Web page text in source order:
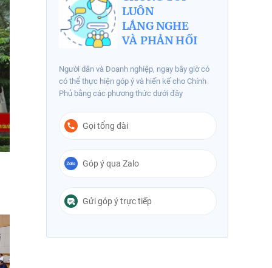
LUÔN
LẮNG NGHE
VÀ PHẢN HỒI
Người dân và Doanh nghiệp, ngay bây giờ có
có thể thực hiện góp ý và hiến kế cho Chính
Phủ bằng các phương thức dưới đây
Gọi tổng đài
Góp ý qua Zalo
Gửi góp ý trực tiếp